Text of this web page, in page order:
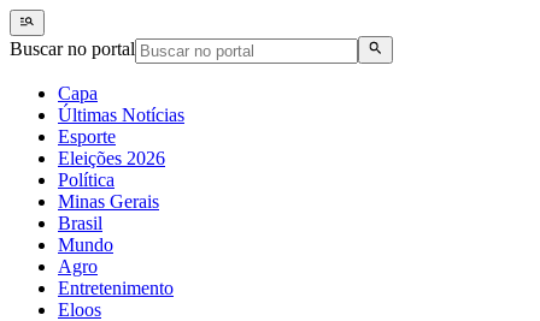
Buscar no portal
Capa
Últimas Notícias
Esporte
Eleições 2026
Política
Minas Gerais
Brasil
Mundo
Agro
Entretenimento
Eloos